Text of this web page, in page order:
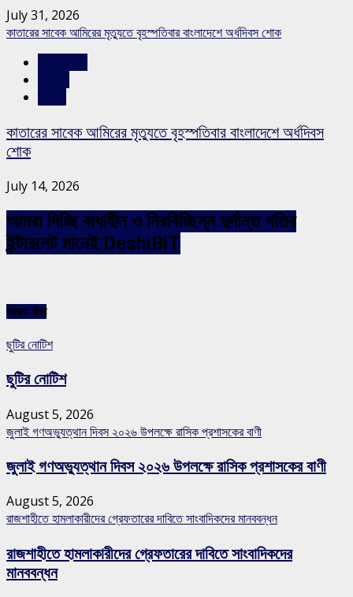
July 31, 2026
কাতারের সাবেক আমিরের মৃত্যুতে বৃহস্পতিবার বাংলাদেশে অর্ধদিবস শোক
কাতারের সাবেক আমিরের মৃত্যুতে বৃহস্পতিবার বাংলাদেশে অর্ধদিবস
শোক
July 14, 2026
আমরা দিচ্ছি বাধাহীন ও নিরবিচ্ছিন্ন দুর্দান্ত গতির
ইন্টারনেট মানেই DeshiBiT
আরও খবর
ছুটির নোটিশ
ছুটির নোটিশ
August 5, 2026
জুলাই গণঅভ্যুত্থান দিবস ২০২৬ উপলক্ষে রাসিক প্রশাসকের বাণী
জুলাই গণঅভ্যুত্থান দিবস ২০২৬ উপলক্ষে রাসিক প্রশাসকের বাণী
August 5, 2026
রাজশাহীতে হামলাকারীদের গ্রেফতারের দাবিতে সাংবাদিকদের মানববন্ধন
রাজশাহীতে হামলাকারীদের গ্রেফতারের দাবিতে সাংবাদিকদের
মানববন্ধন